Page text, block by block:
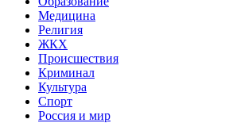
Медицина
Религия
ЖКХ
Происшествия
Криминал
Культура
Спорт
Россия и мир